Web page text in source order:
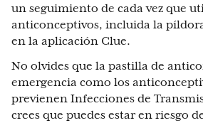
un seguimiento de cada vez que
anticonceptivos, incluida la
en la aplicación Clue.
No olvides que la pastilla de
emergencia como los
previenen Infecciones de
crees que puedes estar en riesgo